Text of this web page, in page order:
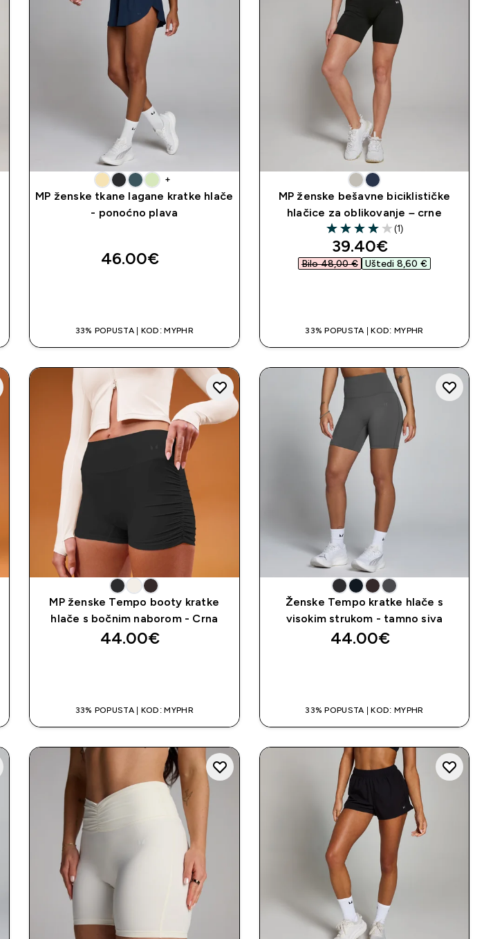
+
MP ženske tkane lagane kratke hlače
- ponoćno plava
46.00€‎
33% POPUSTA | KOD: MYPHR
MP ženske bešavne biciklističke
hlačice za oblikovanje – crne
4 out of 5 stars
(1)
discounted price
39.40€‎
Bilo 48,00 €‎ Uštedi 8,60 €‎
33% POPUSTA | KOD: MYPHR
MP ženske Tempo booty kratke
hlače s bočnim naborom - Crna
44.00€‎
33% POPUSTA | KOD: MYPHR
Ženske Tempo kratke hlače s
visokim strukom - tamno siva
44.00€‎
33% POPUSTA | KOD: MYPHR